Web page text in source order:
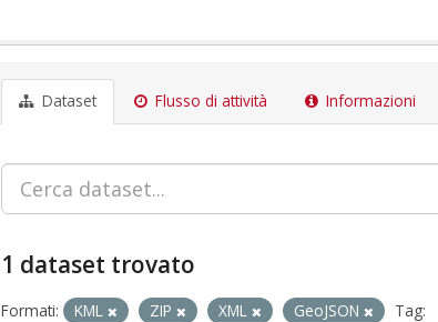
Dataset Flusso di attività Informazioni
1 dataset trovato
Formati: KML ZIP XML GeoJSON
Tag: